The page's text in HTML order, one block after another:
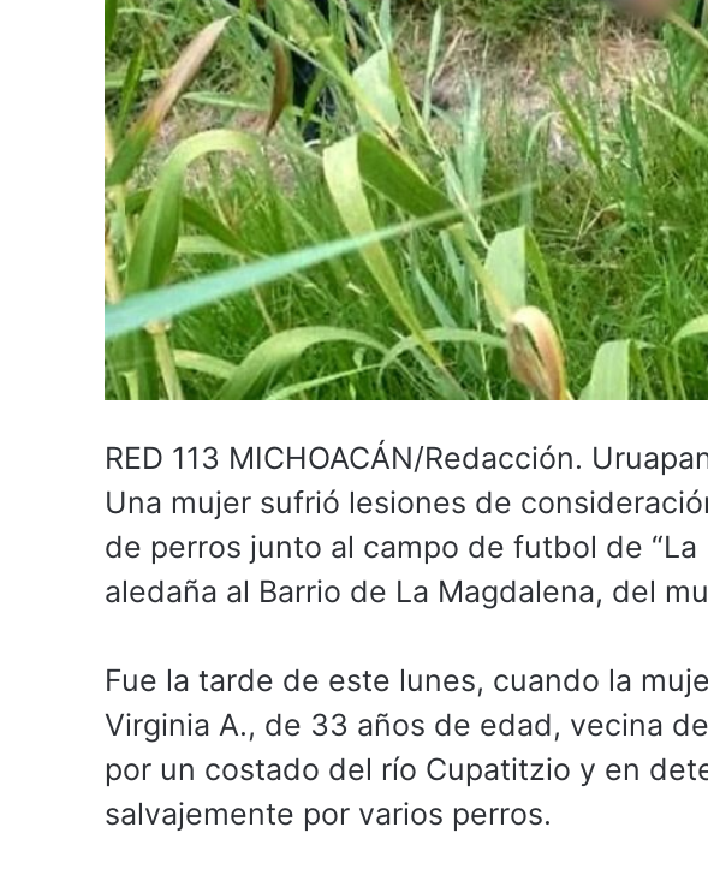
RED 113 MICHOACÁN/Redacción.
Una mujer sufrió lesiones de
de perros junto al campo de futbol de “La
aledaña al Barrio de La Magdalena, del
Fue la tarde de este lunes, cuando la
Virginia A., de 33 años de edad, vecina
por un costado del río Cupatitzio y en
salvajemente por varios perros.